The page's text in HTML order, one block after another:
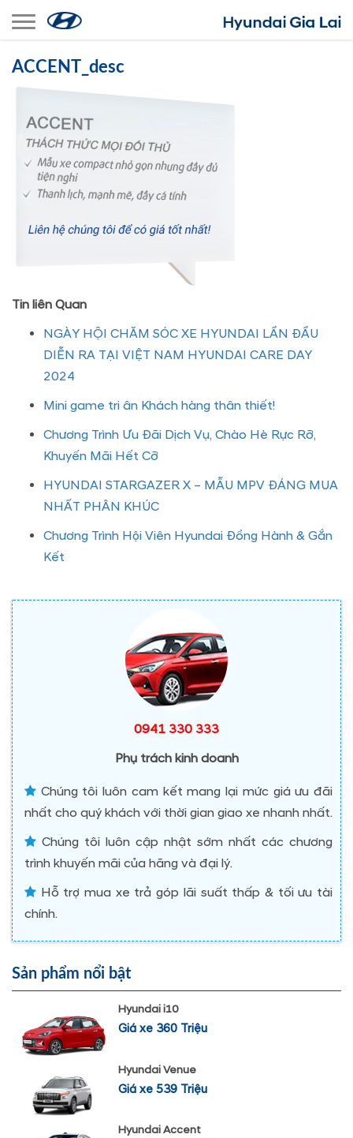
Toggle navigation
ACCENT_desc
Tin liên Quan
NGÀY HỘI CHĂM SÓC XE HYUNDAI LẦN ĐẦU
DIỄN RA TẠI VIỆT NAM HYUNDAI CARE DAY
2024
Mini game tri ân Khách hàng thân thiết!
Chương Trình Ưu Đãi Dịch Vụ, Chào Hè Rực Rỡ,
Khuyến Mãi Hết Cỡ
HYUNDAI STARGAZER X – MẪU MPV ĐÁNG MUA
NHẤT PHÂN KHÚC
Chương Trình Hội Viên Hyundai Đồng Hành & Gắn
Kết
0941 330 333
Phụ trách kinh doanh
Chúng tôi luôn cam kết mang lại mức giá ưu đãi
nhất cho quý khách với thời gian giao xe nhanh nhất.
Chúng tôi luôn cập nhật sớm nhất các chương
trình khuyến mãi của hãng và đại lý.
Hỗ trợ mua xe trả góp lãi suất thấp & tối ưu tài
chính.
Sản phẩm nổi bật
Hyundai i10
Giá xe 360 Triệu
Hyundai Venue
Giá xe 539 Triệu
Hyundai Accent